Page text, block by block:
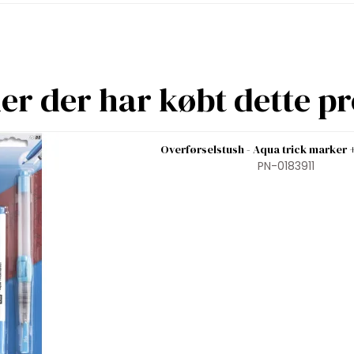
der har købt dette
Overførselstush - Aqua trick marker
PN-0183911